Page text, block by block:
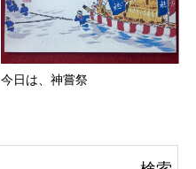
今日は、神嘗祭